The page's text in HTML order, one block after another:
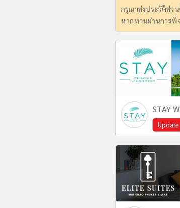
กรุณาส่งประวัติส่ว
หากท่านผ่านการพิ
STAY
Update